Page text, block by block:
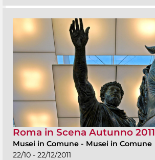
Roma in Scena Autunno 2011
Musei in Comune - Musei in Comune
22/10 - 22/12/2011